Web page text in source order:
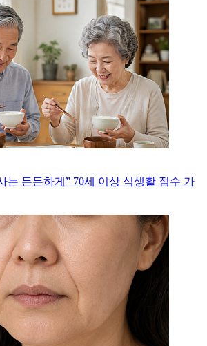
는 든든하게” 70세 이상 식생활 점수 가